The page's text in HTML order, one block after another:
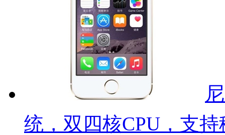
统，双四核CPU，支